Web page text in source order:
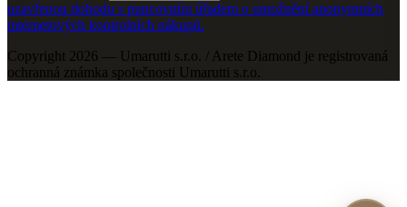
uzavřenou dohodu s puncovním úřadem o umožnění anonymních
internetových kontrolních nákupů.
Copyright 2026 — Umarutti s.r.o. / Arete Diamond je registrovaná
ochranná známka společnosti Umarutti s.r.o.